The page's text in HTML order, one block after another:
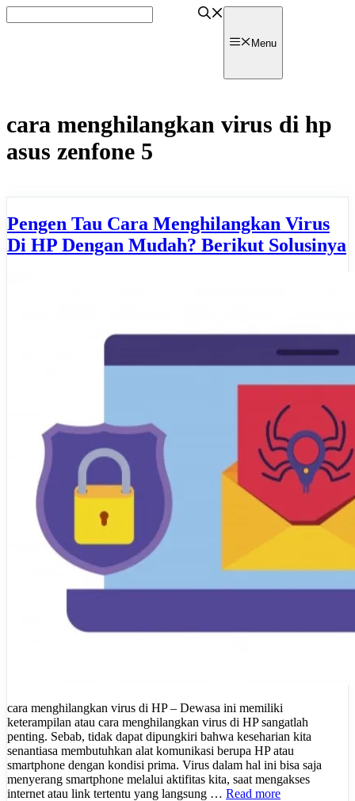
to
Menu
cara menghilangkan virus di hp
asus zenfone 5
Pengen Tau Cara Menghilangkan Virus
Di HP Dengan Mudah? Berikut Solusinya
cara menghilangkan virus di HP – Dewasa ini memiliki
keterampilan atau cara menghilangkan virus di HP sangatlah
penting. Sebab, tidak dapat dipungkiri bahwa keseharian kita
senantiasa membutuhkan alat komunikasi berupa HP atau
smartphone dengan kondisi prima. Virus dalam hal ini bisa saja
menyerang smartphone melalui aktifitas kita, saat mengakses
internet atau link tertentu yang langsung … Read more